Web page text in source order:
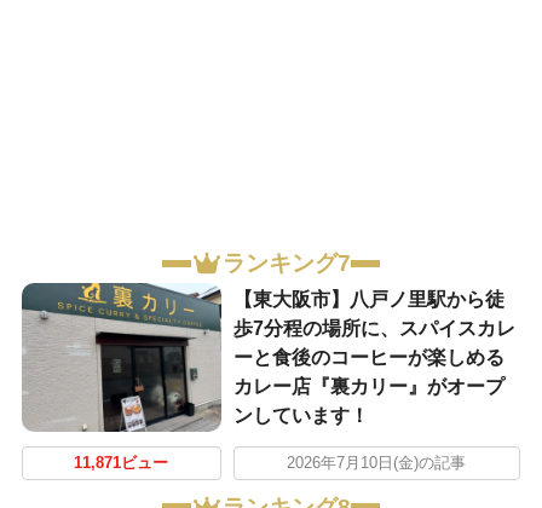
ランキング7
【東大阪市】八戸ノ里駅から徒
歩7分程の場所に、スパイスカレ
ーと食後のコーヒーが楽しめる
カレー店『裏カリー』がオープ
ンしています！
11,871ビュー 2026年7月10日(金)の記事